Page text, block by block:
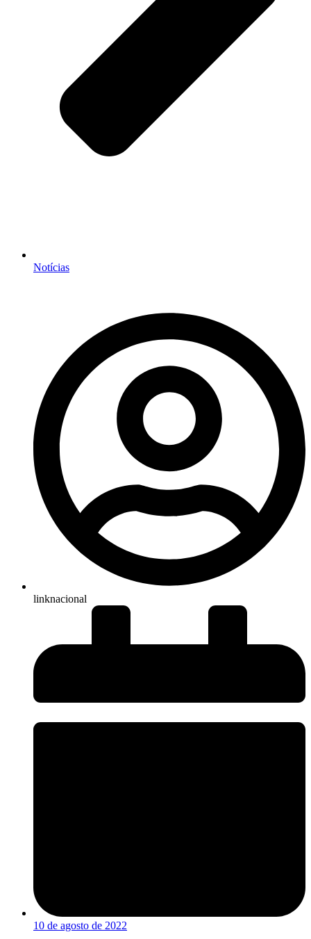
Notícias
linknacional
10 de agosto de 2022